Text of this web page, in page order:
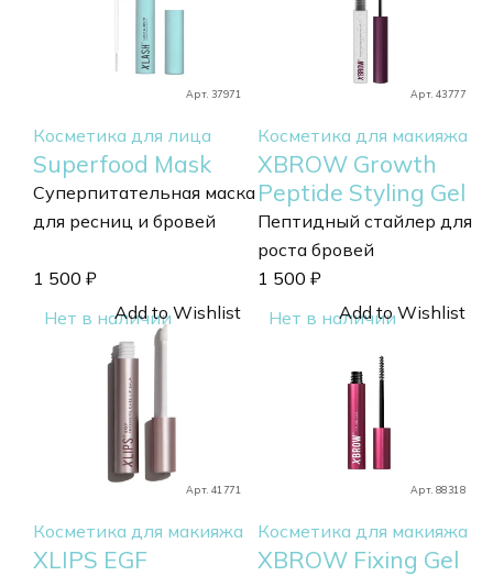
Арт. 37971
Косметика для лица
Superfood Mask
Суперпитательная маска
для ресниц и бровей
1 500 ₽
Арт. 43777
Косметика для макияжа
XBROW Growth
Peptide Styling Gel
Пептидный стайлер для
роста бровей
1 500 ₽
Нет в наличии
Арт. 41771
Add to Wishlist
Косметика для макияжа
XLIPS EGF
Нет в наличии
Арт. 88318
Add to Wishlist
Косметика для макияжа
XBROW Fixing Gel